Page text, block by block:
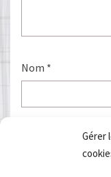
Gérer
Nom *